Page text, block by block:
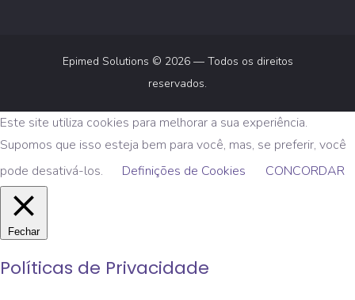
Epimed Solutions © 2026 — Todos os direitos
reservados.
Este site utiliza cookies para melhorar a sua experiência.
Supomos que isso esteja bem para você, mas, se preferir, você
pode desativá-los.
Definições de Cookies CONCORDAR
Fechar
Políticas de Privacidade